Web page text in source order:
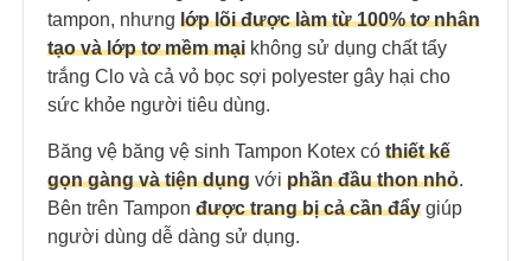
tampon, nhưng lớp lõi được làm từ 100% tơ nhân
tạo và lớp tơ mềm mại không sử dụng chất tẩy
trắng Clo và cả vỏ bọc sợi polyester gây hại cho
sức khỏe người tiêu dùng.
Băng vệ băng vệ sinh Tampon Kotex có thiết kế
gọn gàng và tiện dụng với phần đầu thon nhỏ.
Bên trên Tampon được trang bị cả cần đẩy giúp
người dùng dễ dàng sử dụng.